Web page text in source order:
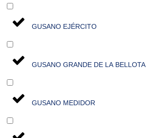
GUSANO EJÉRCITO
GUSANO GRANDE DE LA BELLOTA
GUSANO MEDIDOR